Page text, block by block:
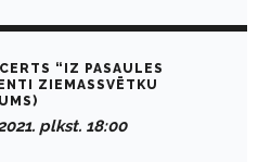
“IZ PASAULES
ZIEMASSVĒTKU
plkst. 18:00